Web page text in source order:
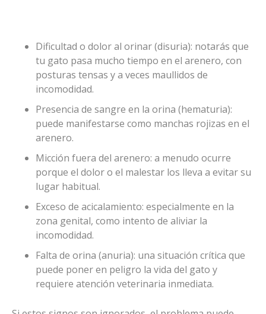
Dificultad o dolor al orinar (disuria): notarás que
tu gato pasa mucho tiempo en el arenero, con
posturas tensas y a veces maullidos de
incomodidad.
Presencia de sangre en la orina (hematuria):
puede manifestarse como manchas rojizas en el
arenero.
Micción fuera del arenero: a menudo ocurre
porque el dolor o el malestar los lleva a evitar su
lugar habitual.
Exceso de acicalamiento: especialmente en la
zona genital, como intento de aliviar la
incomodidad.
Falta de orina (anuria): una situación crítica que
puede poner en peligro la vida del gato y
requiere atención veterinaria inmediata.